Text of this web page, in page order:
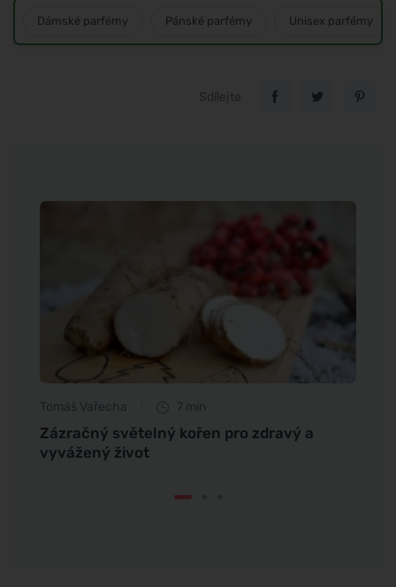
Dámské parfémy Pánské parfémy Unisex parfémy
Sdílejte
Tomáš Vařecha 7 min
Zázračný světelný kořen pro zdravý a
vyvážený život